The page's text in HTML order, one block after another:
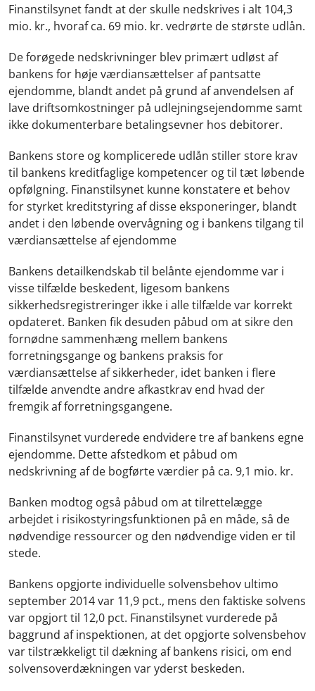
Finanstilsynet fandt at der skulle nedskrives i alt 104,3
mio. kr., hvoraf ca. 69 mio. kr. vedrørte de største udlån.
De forøgede nedskrivninger blev primært udløst af
bankens for høje værdiansættelser af pantsatte
ejendomme, blandt andet på grund af anvendelsen af
lave driftsomkostninger på udlejningsejendomme samt
ikke dokumenterbare betalingsevner hos debitorer.
Bankens store og komplicerede udlån stiller store krav
til bankens kreditfaglige kompetencer og til tæt løbende
opfølgning. Finanstilsynet kunne konstatere et behov
for styrket kreditstyring af disse eksponeringer, blandt
andet i den løbende overvågning og i bankens tilgang til
værdiansættelse af ejendomme
Bankens detailkendskab til belånte ejendomme var i
visse tilfælde beskedent, ligesom bankens
sikkerhedsregistreringer ikke i alle tilfælde var korrekt
opdateret. Banken fik desuden påbud om at sikre den
fornødne sammenhæng mellem bankens
forretningsgange og bankens praksis for
værdiansættelse af sikkerheder, idet banken i flere
tilfælde anvendte andre afkastkrav end hvad der
fremgik af forretningsgangene.
Finanstilsynet vurderede endvidere tre af bankens egne
ejendomme. Dette afstedkom et påbud om
nedskrivning af de bogførte værdier på ca. 9,1 mio. kr.
Banken modtog også påbud om at tilrettelægge
arbejdet i risikostyringsfunktionen på en måde, så de
nødvendige ressourcer og den nødvendige viden er til
stede.
Bankens opgjorte individuelle solvensbehov ultimo
september 2014 var 11,9 pct., mens den faktiske solvens
var opgjort til 12,0 pct. Finanstilsynet vurderede på
baggrund af inspektionen, at det opgjorte solvensbehov
var tilstrækkeligt til dækning af bankens risici, om end
solvensoverdækningen var yderst beskeden.